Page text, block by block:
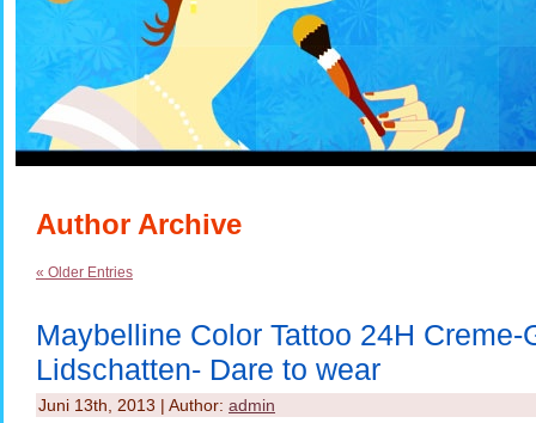
Author Archive
« Older Entries
Maybelline Color Tattoo 24H Creme-
Lidschatten- Dare to wear
Juni 13th, 2013 | Author: admin